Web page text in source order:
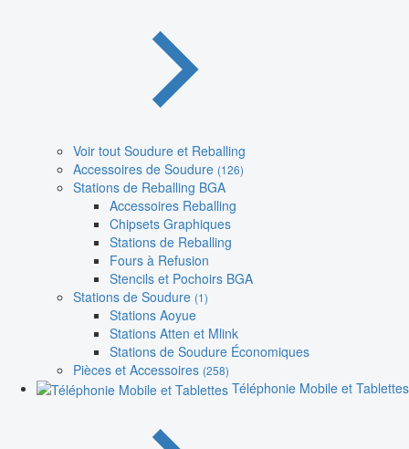
Voir tout Soudure et Reballing
Accessoires de Soudure (126)
Stations de Reballing BGA
Accessoires Reballing
Chipsets Graphiques
Stations de Reballing
Fours à Refusion
Stencils et Pochoirs BGA
Stations de Soudure (1)
Stations Aoyue
Stations Atten et Mlink
Stations de Soudure Économiques
Pièces et Accessoires (258)
Téléphonie Mobile et Tablettes